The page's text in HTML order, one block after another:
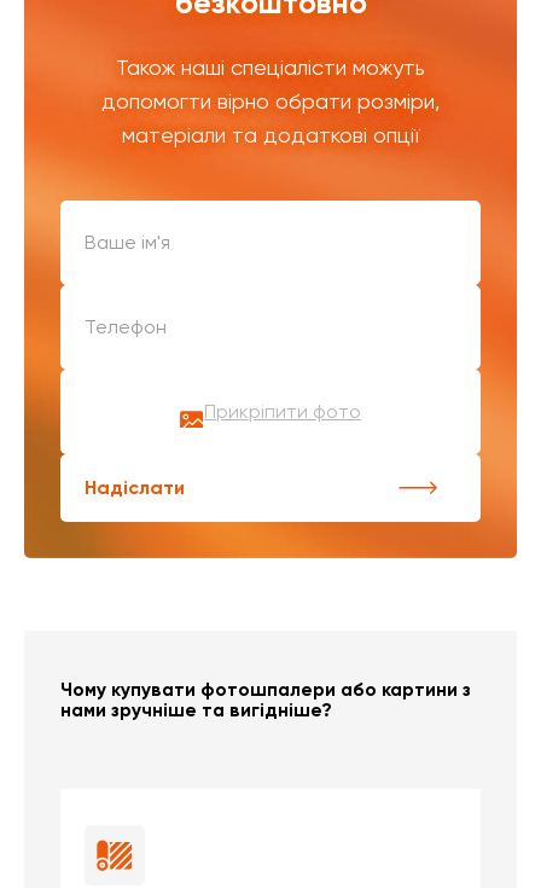
Також наші спеціалісти можуть
допомогти вірно обрати розміри,
матеріали та додаткові опції
Прикріпити фото
Надіслати
Чому купувати фотошпалери або картини з
нами зручніше та вигідніше?